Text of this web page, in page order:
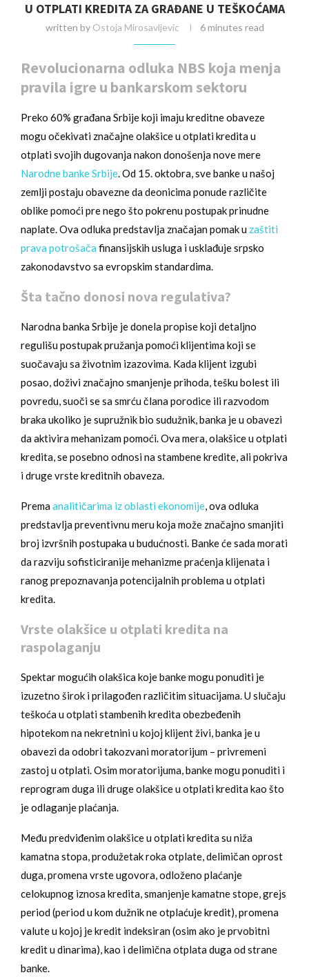
U OTPLATI KREDITA ZA GRAĐANE U TEŠKOĆAMA
written by Ostoja Mirosavljevic 6 minutes read
Revolucionarna odluka NBS koja menja
pravila igre u bankarskom sektoru
Preko 60% građana Srbije koji imaju kreditne obaveze
mogu očekivati značajne olakšice u otplati kredita u
otplati svojih dugovanja nakon donošenja nove mere
Narodne banke Srbije. Od 15. oktobra, sve banke u našoj
zemlji postaju obavezne da deonicima ponude različite
oblike pomoći pre nego što pokrenu postupak prinudne
naplate. Ova odluka predstavlja značajan pomak u zaštiti
prava potrošača finansijskih usluga i usklađuje srpsko
zakonodavstvo sa evropskim standardima.
Šta tačno donosi nova regulativa?
Narodna banka Srbije je donela propise koji detaljno
regulišu postupak pružanja pomoći klijentima koji se
suočavaju sa životnim izazovima. Kada klijent izgubi
posao, doživi značajno smanjenje prihoda, tešku bolest ili
povredu, suoči se sa smrću člana porodice ili razvodom
braka ukoliko je supružnik bio sudužnik, banka je u obavezi
da aktivira mehanizam pomoći. Ova mera, olakšice u otplati
kredita, se posebno odnosi na stambene kredite, ali pokriva
i druge vrste kreditnih obaveza.
Premaanalitičarima iz oblasti ekonomije, ova odluka
predstavlja preventivnu meru koja može značajno smanjiti
broj izvršnih postupaka u budućnosti. Banke će sada morati
da razviju sofisticiranije mehanizme praćenja klijenata i
ranog prepoznavanja potencijalnih problema u otplati
kredita.
Vrste olakšice u otplati kredita na
raspolaganju
Spektar mogućih olakšica koje banke mogu ponuditi je
izuzetno širok i prilagođen različitim situacijama. U slučaju
teškoća u otplati stambenih kredita obezbeđenih
hipotekom na nekretnini u kojoj klijent živi, banka je u
obavezi da odobri takozvani moratorijum – privremeni
zastoj u otplati. Osim moratorijuma, banke mogu ponuditi i
reprogram duga ili druge olakšice u otplati kredita kao što
je odlaganje plaćanja.
Među predviđenim olakšice u otplati kredita su niža
kamatna stopa, produžetak roka otplate, delimičan oprost
duga, promena vrste ugovora, odloženo plaćanje
celokupnog iznosa kredita, smanjenje kamatne stope, grejs
period (period u kom dužnik ne otplaćuje kredit), promena
valute u kojoj je kredit indeksiran (osim ako je prvobitni
kredit u dinarima), kao i delimična otplata duga od strane
banke.